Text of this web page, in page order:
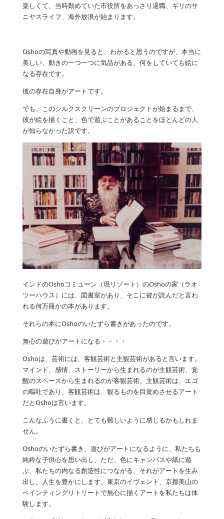
楽しくて、当時勤めていた市役所をあっさり退職、ギリのサ
ニヤスライフ、海外放浪が始まります。
Oshoの写真や動画を見ると、わかると思うのですが、本当に
美しい、動きの一つ一つに気品がある、何をしていても絵に
なる存在です。
彼の存在自身がアートです。
でも、このシルクスクリーンのプロジェクトが始まるまで、
彼が絵を描くこと、色で遊ぶことがあることをほとんどの人
が知らなかった訳です。
インドのOshoコミューン（現リゾート）のOshoの家（ラオ
ツーハウス）には、図書室があり、そこに彼が読んだと言わ
れる何万冊かの本があります。
それらの本にOshoのいたずら書きがあったのです。
無心の遊びがアートになる・・・・
Oshoは、芸術には、客観芸術と主観芸術があると言います。
マインド、感情、ストーリーから生まれるのが主観芸術、覚
醒のスペースから生まれるのが客観芸術、主観芸術は、エゴ
の嘔吐であり、客観芸術は、観るものを目覚めさせるアート
だとOshoは言います。
こんなふうに書くと、とても難しいように感じるかもしれま
せん。
Oshoのいたずら書き、遊びがアートになるように、私たちも
純粋な子供心を思い出し、ただ、色にキャンバスや紙に遊
ぶ、私たちの内なる創造性につながる、それがアートを生み
出し、人生を豊かにします。東京のイヴェント、京都美山の
ペインティングリトリートで無心に描くアートを私たちは体
験します。